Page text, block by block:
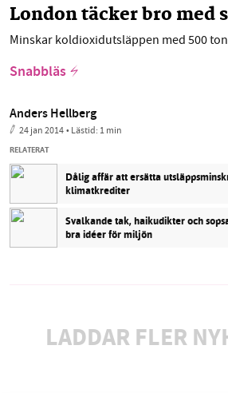
London täcker bro med
Minskar koldioxidutsläppen med 500
Snabbläs
Anders Hellberg
24 jan 2014• Lästid: 1 min
RELATERAT
Dålig affär att ersätta
klimatkrediter
Svalkande tak, haikudikter och
bra idéer för miljön
LADDAR FLER